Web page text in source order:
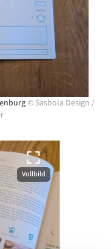
© Sasbola Design /
Vollbild